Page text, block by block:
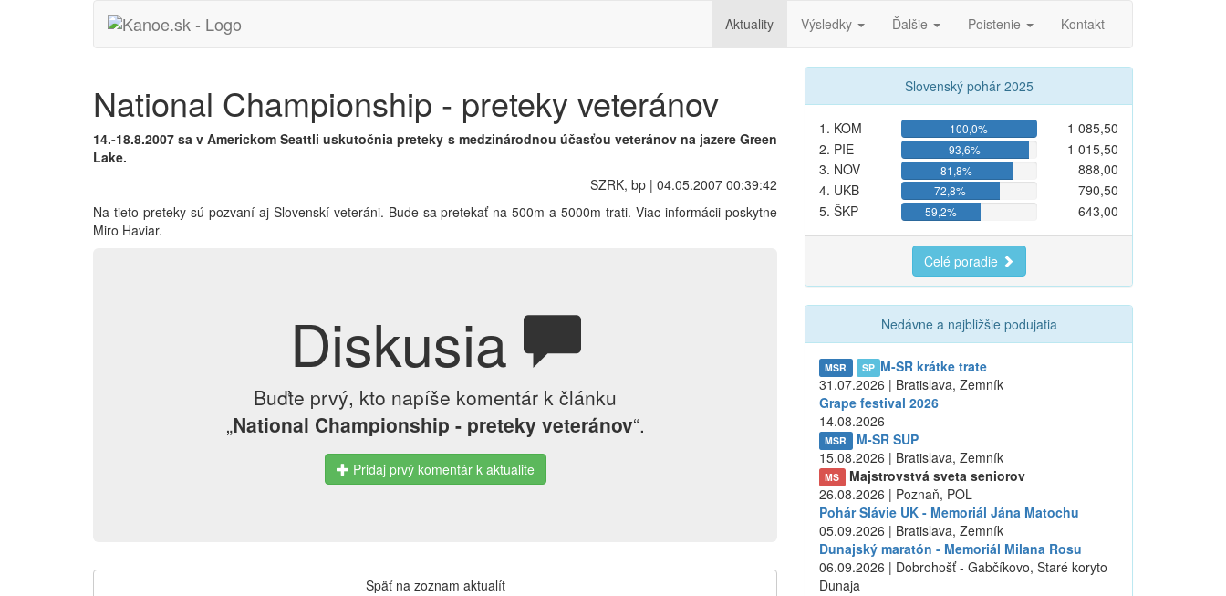
Aktuality Výsledky Ďalšie Poistenie Kontakt
National Championship - preteky veteránov
14.-18.8.2007 sa v Americkom Seattli uskutočnia preteky s medzinárodnou účasťou veteránov na jazere Green
Lake.
SZRK, bp | 04.05.2007 00:39:42
Na tieto preteky sú pozvaní aj Slovenskí veteráni. Bude sa pretekať na 500m a 5000m trati. Viac informácii poskytne
Miro Haviar.
Diskusia
Buďte prvý, kto napíše komentár k článku
„National Championship - preteky veteránov“.
Pridaj prvý komentár k aktualite
Späť na zoznam aktualít
Slovenský pohár 2025
1. KOM 100,0%
1 085,50
2. PIE
93,6%
1 015,50
3. NOV
81,8%
888,00
4. UKB
72,8%
790,50
5. ŠKP
59,2% 643,00
Celé poradie
Nedávne a najbližšie podujatia
MSR SP M-SR krátke trate
31.07.2026 | Bratislava, Zemník
Grape festival 2026
14.08.2026
MSR
M-SR SUP
15.08.2026 | Bratislava, Zemník
MS
Majstrovstvá sveta seniorov
26.08.2026 | Poznaň, POL
Pohár Slávie UK - Memoriál Jána Matochu
05.09.2026 | Bratislava, Zemník
Dunajský maratón - Memoriál Milana Rosu
06.09.2026 | Dobrohošť - Gabčíkovo, Staré koryto
Dunaja